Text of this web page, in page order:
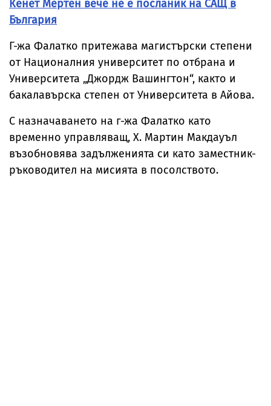
Кенет Мертен вече не е посланик на САЩ в
България
Г-жа Фалатко притежава магистърски степени
от Националния университет по отбрана и
Университета „Джордж Вашингтон“, както и
бакалавърска степен от Университета в Айова.
С назначаването на г-жа Фалатко като
временно управляващ, Х. Мартин Макдауъл
възобновява задълженията си като заместник-
ръководител на мисията в посолството.